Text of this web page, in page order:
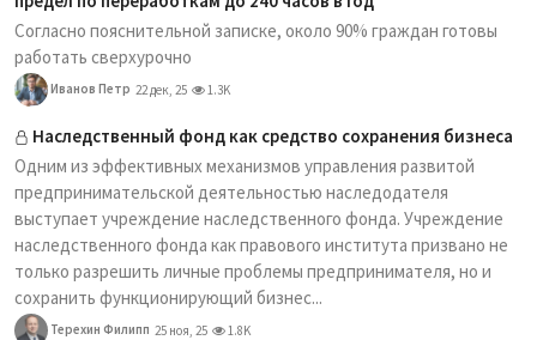
Согласно пояснительной записке, около 90% граждан готовы
работать сверхурочно
Иванов Петр 22 дек, 25 1.3K
Наследственный фонд как средство сохранения бизнеса
Одним из эффективных механизмов управления развитой
предпринимательской деятельностью наследодателя
выступает учреждение наследственного фонда. Учреждение
наследственного фонда как правового института призвано не
только разрешить личные проблемы предпринимателя, но и
сохранить функционирующий бизнес...
Терехин Филипп 25 ноя, 25 1.8K